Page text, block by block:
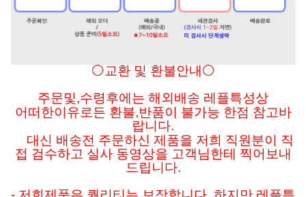
⚪교환 및 환불안내⚪
주문및,수령후에는 해외배송 레플특성상
어떠한이유로든 환불,반품이 불가능 한점 참고바
랍니다.
대신 배송전 주문하신 제품을 저희 직원분이 직
접 검수하고 실사 동영상을 고객님한테 찍어보내
드립니다.